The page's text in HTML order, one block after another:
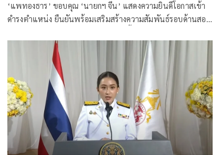
‘แพทองธาร’ ขอบคุณ ‘นายกฯ จีน’ แสดงความยินดีโอกาสเข้า
ดำรงตำแหน่ง ยืนยันพร้อมเสริมสร้างความสัมพันธ์รอบด้านสอง